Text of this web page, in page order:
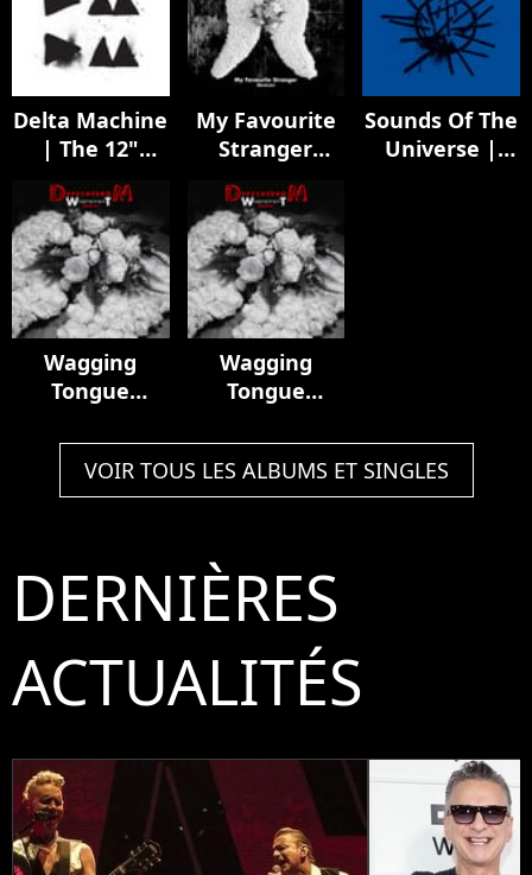
Delta Machine
| The 12"
Singles
My Favourite
Stranger
(Remixes)
Sounds Of The
Universe |
Wagging
Tongue
Wagging
Tongue
VOIR TOUS LES ALBUMS ET SINGLES
DERNIÈRES
ACTUALITÉS